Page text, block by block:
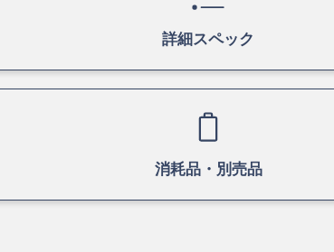
詳細スペック
消耗品・別売品